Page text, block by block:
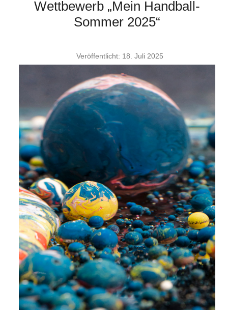
Wettbewerb „Mein Handball-
Sommer 2025“
Veröffentlicht: 18. Juli 2025